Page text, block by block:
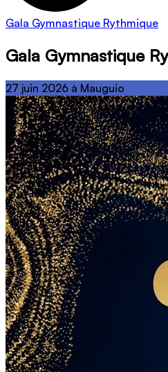
Gala Gymnastique Rythmique
Gala Gymnastique
27 juin 2026 à Mauguio